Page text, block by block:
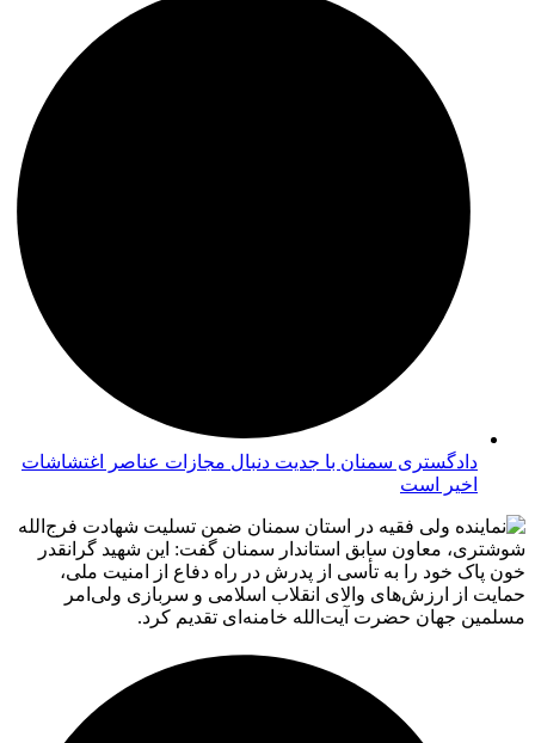
دادگستری سمنان با جدیت دنبال مجازات عناصر اغتشاشات
اخیر است